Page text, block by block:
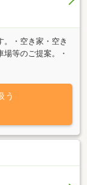
。・空き家・空き
等のご提案。・
もございますの
う